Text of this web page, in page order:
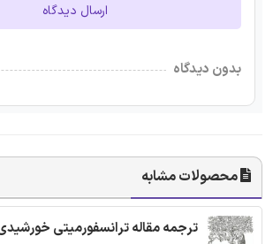
ارسال دیدگاه
بدون دیدگاه
محصولات مشابه
ترجمه مقاله ترانسفورمیتی